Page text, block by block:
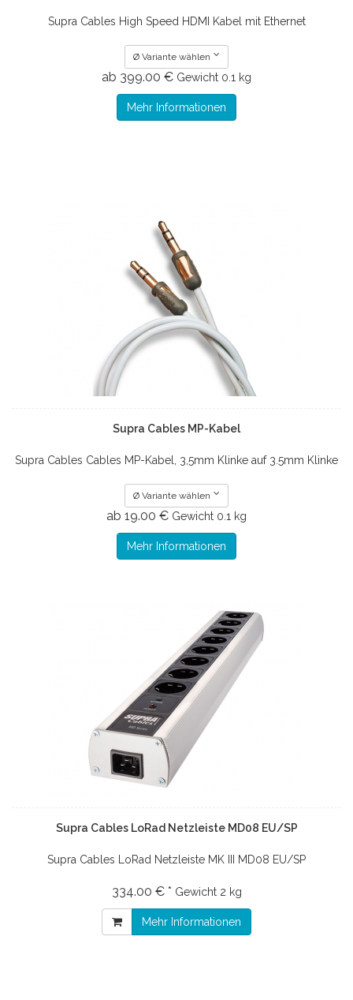
Supra Cables High Speed HDMI Kabel mit Ethernet
Ø Variante wählen
ab 399.00 € Gewicht 0.1 kg
Mehr Informationen
Supra Cables MP-Kabel
Supra Cables Cables MP-Kabel, 3,5mm Klinke auf 3.5mm Klinke
Ø Variante wählen
ab 19.00 € Gewicht 0.1 kg
Mehr Informationen
Supra Cables LoRad Netzleiste MD08 EU/SP
Supra Cables LoRad Netzleiste MK III MD08 EU/SP
334.00 € * Gewicht 2 kg
Mehr Informationen